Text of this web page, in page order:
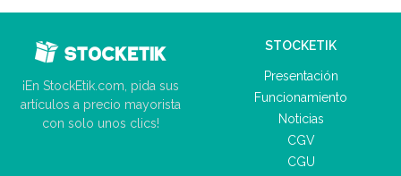
¡En StockEtik.com, pida sus
artículos a precio mayorista
con solo unos clics!
STOCKETIK
Presentación
Funcionamiento
Noticias
CGV
CGU